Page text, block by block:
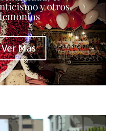
y otros
Ver Más